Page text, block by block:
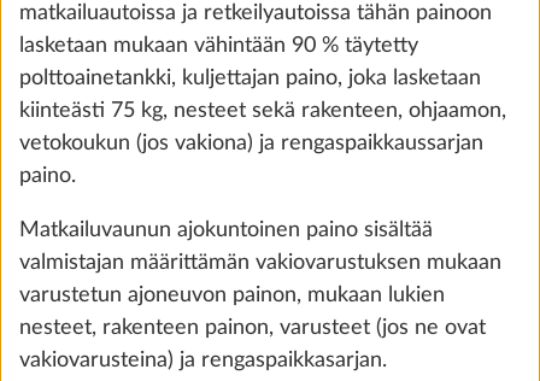
Korotettu kokonaismassa 2.000 kg, 1-aks.
matkailuautoissa ja retkeilyautoissa tähän painoon
lasketaan mukaan vähintään 90 % täytetty
polttoainetankki, kuljettajan paino, joka lasketaan
kiinteästi 75 kg, nesteet sekä rakenteen, ohjaamon,
vetokoukun (jos vakiona) ja rengaspaikkaussarjan
paino.
Matkailuvaunun ajokuntoinen paino sisältää
valmistajan määrittämän vakiovarustuksen mukaan
varustetun ajoneuvon painon, mukaan lukien
nesteet, rakenteen painon, varusteet (jos ne ovat
vakiovarusteina) ja rengaspaikkasarjan.